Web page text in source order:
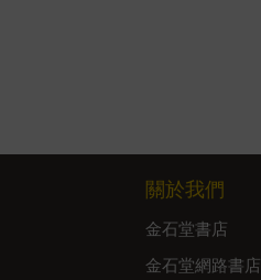
關於我們
金石堂書店
金石堂網路書店